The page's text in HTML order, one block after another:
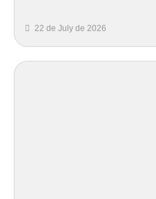
22 de July de 2026